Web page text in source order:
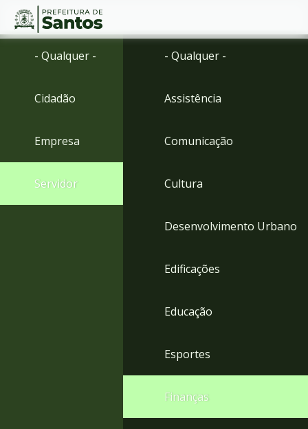
Ir
menu
para
Conteúdo
- Qualquer -
Cidadão
Empresa
Servidor
- Qualquer -
Assistência
Comunicação
Cultura
Desenvolvimento Urbano
Edificações
Educação
Esportes
Finanças